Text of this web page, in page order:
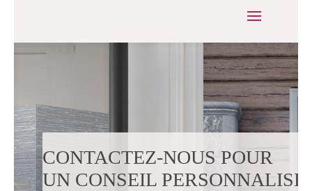
CONTACTEZ-NOUS POUR
UN CONSEIL PERSONNALISÉ